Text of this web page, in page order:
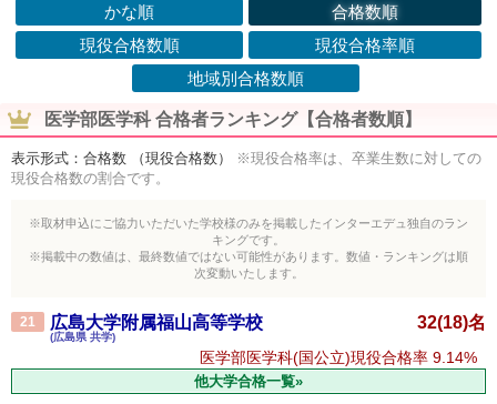
かな順
合格数順
現役合格数順
現役合格率順
地域別合格数順
医学部医学科 合格者ランキング【合格者数順】
表示形式：合格数 （現役合格数）
※現役合格率は、卒業生数に対しての
現役合格数の割合です。
※取材申込にご協力いただいた学校様のみを掲載したインターエデュ独自のラン
キングです。
※掲載中の数値は、最終数値ではない可能性があります。数値・ランキングは順
次変動いたします。
21 広島大学附属福山高等学校
(広島県 共学)
32(18)名
医学部医学科(国公立)現役合格率 9.14%
他大学合格一覧»